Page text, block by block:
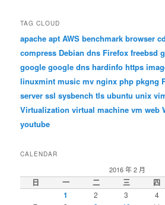
TAG CLOUD
apache apt AWS benchmark browser
compress Debian dns Firefox freebsd
google google dns hardinfo https
linuxmint music mv nginx php pkgng
server ssl sysbench tls ubuntu unix
Virtualization virtual machine vm web
youtube
CALENDAR
2016 年 2 月
日 一 二 三 四
1
2 3 4